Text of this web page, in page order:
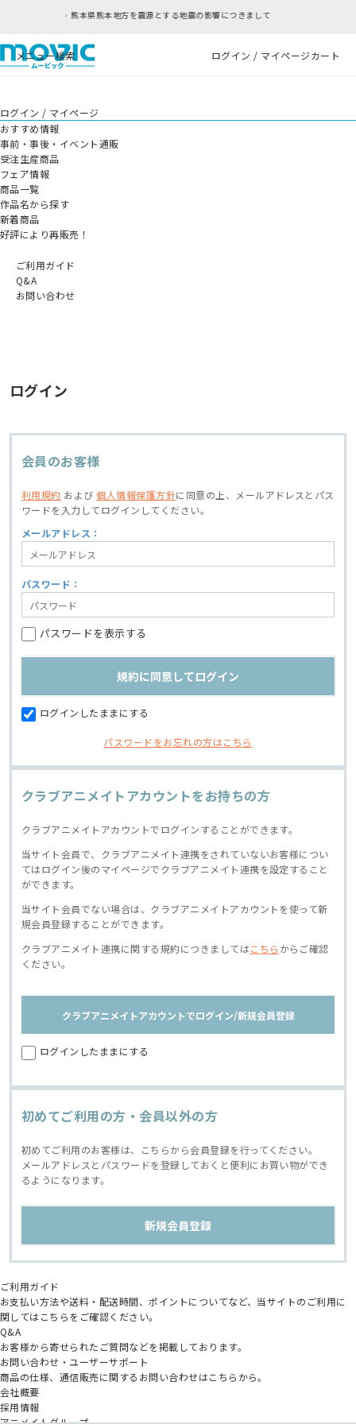
熊本県熊本地方を震源とする地震の影響につきまして
メニュー検索 ログイン / マイページカート
ログイン / マイページ
おすすめ情報
事前・事後・イベント通販
受注生産商品
フェア情報
商品一覧
作品名から探す
新着商品
好評により再販売！
ご利用ガイド
Q&A
お問い合わせ
ログイン
会員のお客様
利用規約 および個人情報保護方針に同意の上、
メールアドレスとパス
ワードを入力してログインしてください。
メールアドレス：
パスワード：
パスワードを表示する
ログインしたままにする
パスワードをお忘れの方はこちら
クラブアニメイトアカウントをお持ちの方
クラブアニメイトアカウントでログインすることができます。
当サイト会員で、クラブアニメイト連携をされていないお客様につい
てはログイン後のマイページでクラブアニメイト連携を設定すること
ができます。
当サイト会員でない場合は、クラブアニメイトアカウントを使って新
規会員登録することができます。
クラブアニメイト連携に関する規約につきましてはこちら からご確認
ください。
クラブアニメイトアカウントでログイン/新規会員登録
ログインしたままにする
初めてご利用の方・会員以外の方
初めてご利用のお客様は、こちらから会員登録を行ってください。
メールアドレスとパスワードを登録しておくと便利にお買い物ができ
るようになります。
ご利用ガイド
お支払い方法や送料・配送時間、ポイントについてなど、当サイトのご利用に
関してはこちらをご確認ください。
Q&A
お客様から寄せられたご質問などを掲載しております。
お問い合わせ・ユーザーサポート
商品の仕様、通信販売に関するお問い合わせはこちらから。
会社概要
採用情報